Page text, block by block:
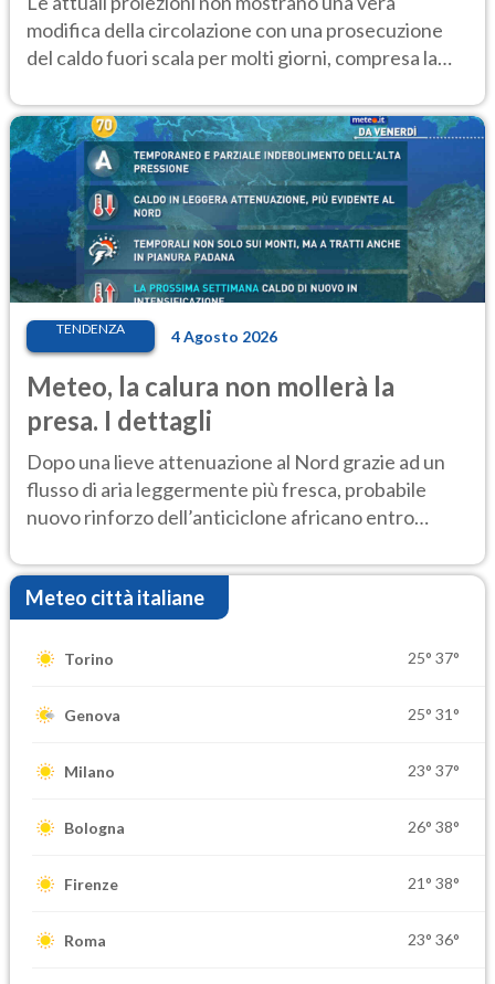
modifica della circolazione con una prosecuzione
del caldo fuori scala per molti giorni, compresa la
TENDENZA 4 Agosto 2026
Meteo, la calura non mollerà la
presa. I dettagli
Dopo una lieve attenuazione al Nord grazie ad un
flusso di aria leggermente più fresca, probabile
nuovo rinforzo dell’anticiclone africano entro
Meteo città italiane
Torino 25° 37°
Genova 25° 31°
Milano 23° 37°
Bologna 26° 38°
Firenze 21° 38°
Roma 23° 36°